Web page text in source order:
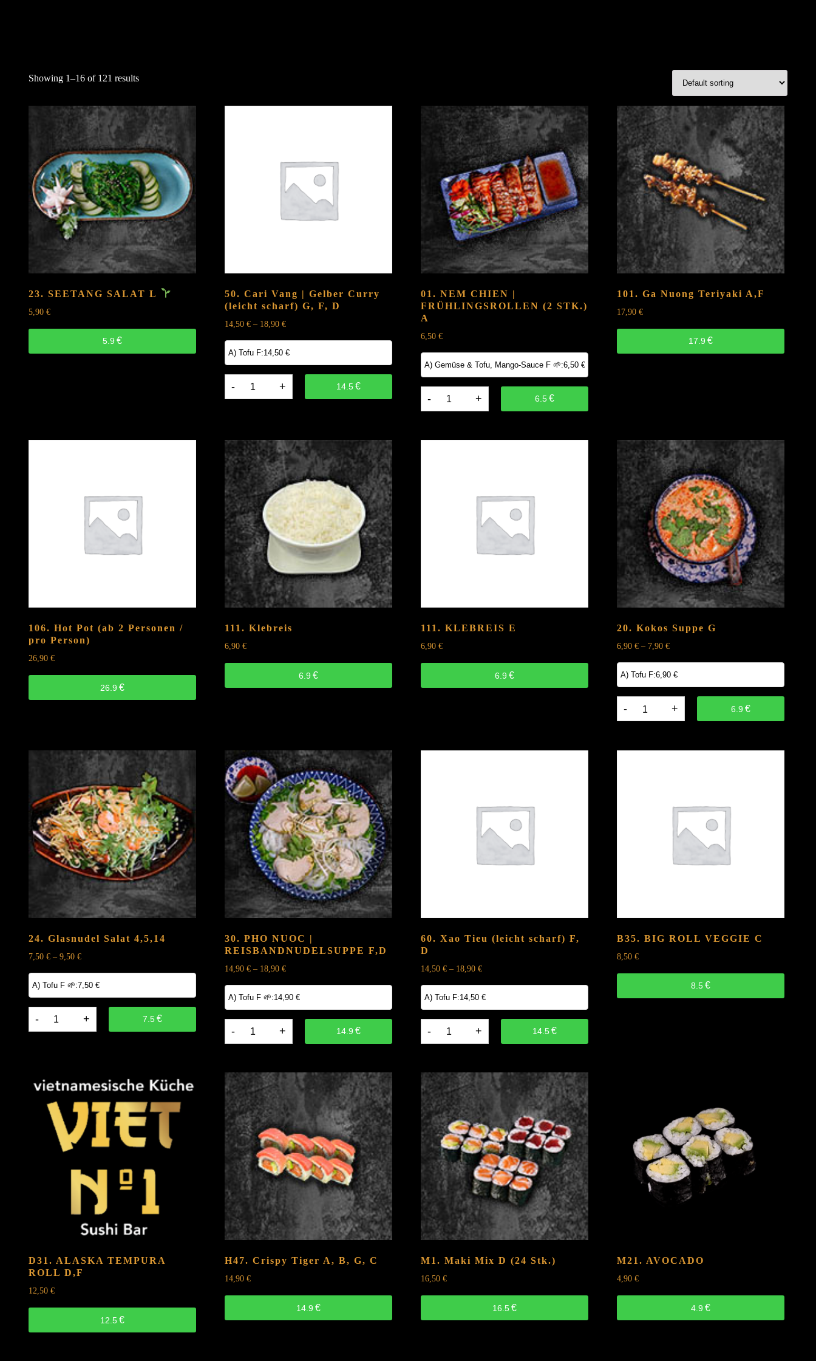
Showing 1–16 of 121 results
23. SEETANG SALAT L
5,90 €
5.9 €
50. Cari Vang | Gelber Curry
(leicht scharf)G, F, D
14,50€ – 18,90€
Cari
Gelber
Curry
(leicht
scharf)
G,
F,
quantity
14.5€
01. NEM CHIEN |
FRÜHLINGSROLLEN (2 STK.)
A
6,50€
NEM
6.5€
101. Ga Nuong Teriyaki A,F
17,90€
17.9 €
106. Hot Pot (ab 2 Personen /
pro Person)
26,90 €
26.9 €
111. Klebreis
6,90€
6.9 €
111. KLEBREISE
6,90€
6.9 €
20. Kokos SuppeG
6,90€ – 7,90€
Kokos
6.9 €
24. Glasnudel Salat 4,5,14
7,50 € – 9,50 €
Glasnudel
quantity
7.5 €
30. PHO NUOC |
REISBANDNUDELSUPPEF,D
14,90€ – 18,90€
PHO
REISBANDNUDELSUPPE
F,D
quantity
14.9 €
60. Xao Tieu (leicht scharf)F,
D
14,50€ – 18,90€
Xao
(leicht
scharf)
F,
D
quantity
14.5€
B35. BIG ROLL VEGGIEC
8,50€
8.5€
D31. ALASKA TEMPURA
ROLL D,F
12,50 €
12.5€
H47. Crispy Tiger A, B, G, C
14,90€
14.9 €
M1. Maki MixD (24 Stk.)
16,50€
16.5€
M21. AVOCADO
4,90€
4.9 €